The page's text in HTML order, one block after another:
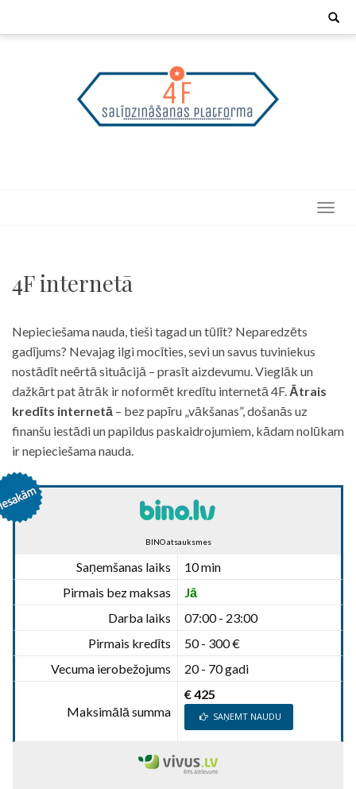
Search
4F internetā
Nepieciešama nauda, tieši tagad un tūlīt? Neparedzēts
gadījums? Nevajag ilgi mocīties, sevi un savus tuviniekus
nostādīt neērtā situācijā – prasīt aizdevumu. Vieglāk un
dažkārt pat ātrāk ir noformēt kredītu internetā 4F. Ātrais
kredīts internetā – bez papīru „vākšanas”, došanās uz
finanšu iestādi un papildus paskaidrojumiem, kādam nolūkam
ir nepieciešama nauda.
BINO atsauksmes
Saņemšanas laiks
10 min
Pirmais bez maksas
Jā
Darba laiks
07:00 - 23:00
Pirmais kredīts
50 - 300 €
Vecuma ierobežojums
20 - 70 gadi
Maksimālā summa
€ 425
SAŅEMT NAUDU